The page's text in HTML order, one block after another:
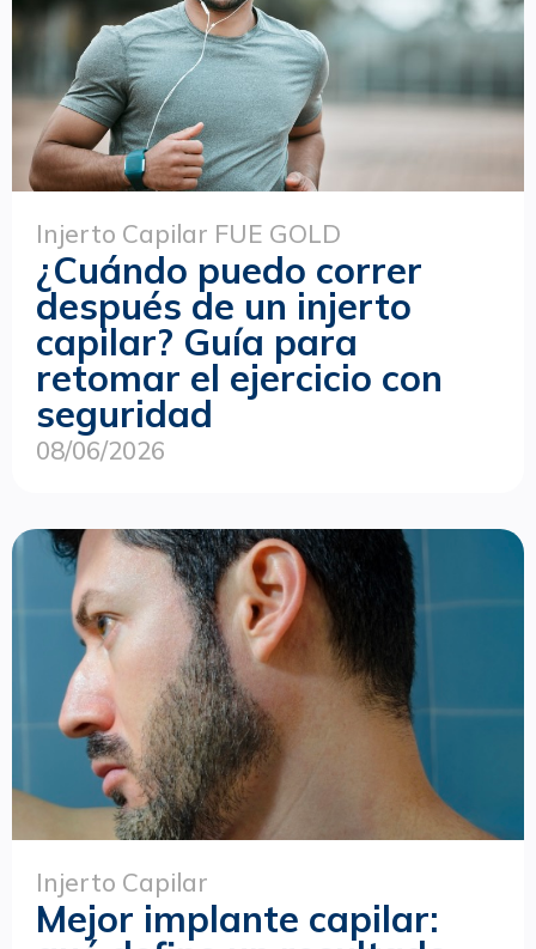
Injerto Capilar FUE GOLD
¿Cuándo puedo correr
después de un injerto
capilar? Guía para
retomar el ejercicio con
seguridad
08/06/2026
Injerto Capilar
Mejor implante capilar: